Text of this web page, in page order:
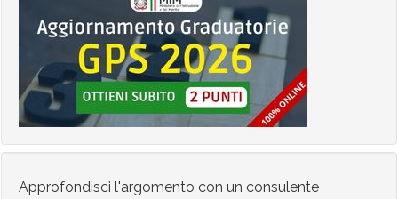
Approfondisci l'argomento con un consulente